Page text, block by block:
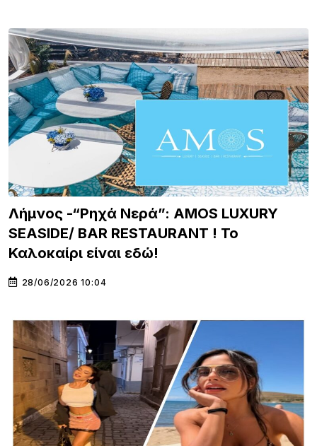
Λήμνος -“Ρηχά Νερά”: AMOS LUXURY
SEASIDE/ BAR RESTAURANT ! To
Καλοκαίρι είναι εδώ!
28/06/2026 10:04